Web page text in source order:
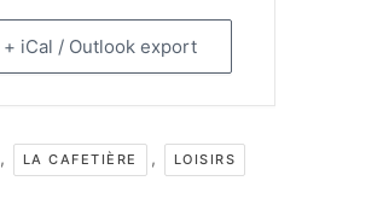
+ iCal / Outlook export
, LA CAFETIÈRE , LOISIRS